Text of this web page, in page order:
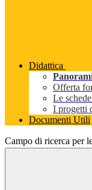
Didattica
Offerta
Le
I progetti
Documenti Utili
Campo di ricerca per